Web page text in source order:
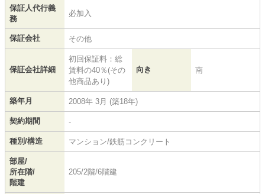
保証人代行義
務
必加入
保証会社 その他
保証会社詳細
初回保証料：総
賃料の40％(その
他商品あり)
向き 南
築年月 2008年 3月 (築18年)
契約期間 -
種別/構造 マンション/鉄筋コンクリート
部屋/
所在階/
階建
205/2階/6階建